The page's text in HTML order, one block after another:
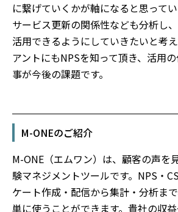
に繋げていくかが軸になると思って
サービス更新の関係性なども分析し
活用できるようにしていきたいと考
アントにもNPSを知って頂き、活用
事が今後の課題です。
M-ONEのご紹介
M-ONE（エムワン）は、顧客の声を
験マネジメントツールです。NPS・
ケート作成・配信から集計・分析ま
単に使うことができます。貴社の収